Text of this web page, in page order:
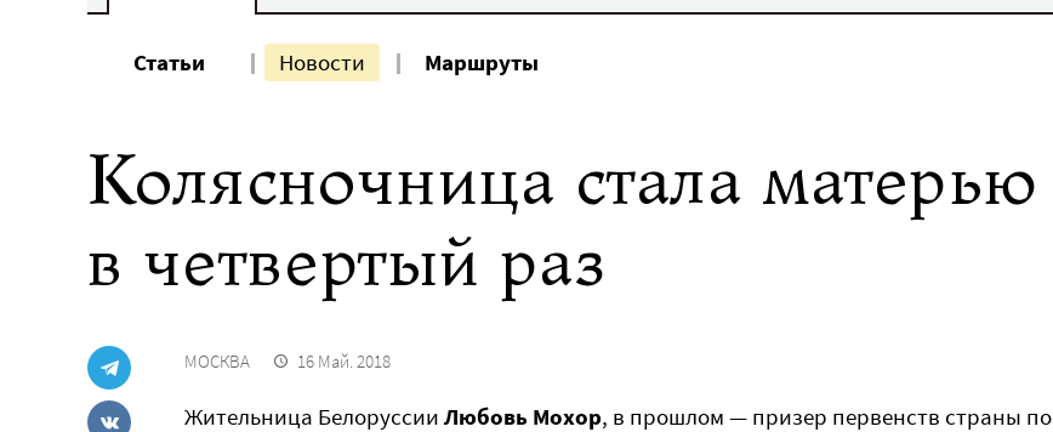
Статьи Новости Маршруты
Колясночница стала матерью
в четвертый раз
МОСКВА 16 Май. 2018
Жительница Белоруссии Любовь Мохор, в прошлом — призер первенств страны по